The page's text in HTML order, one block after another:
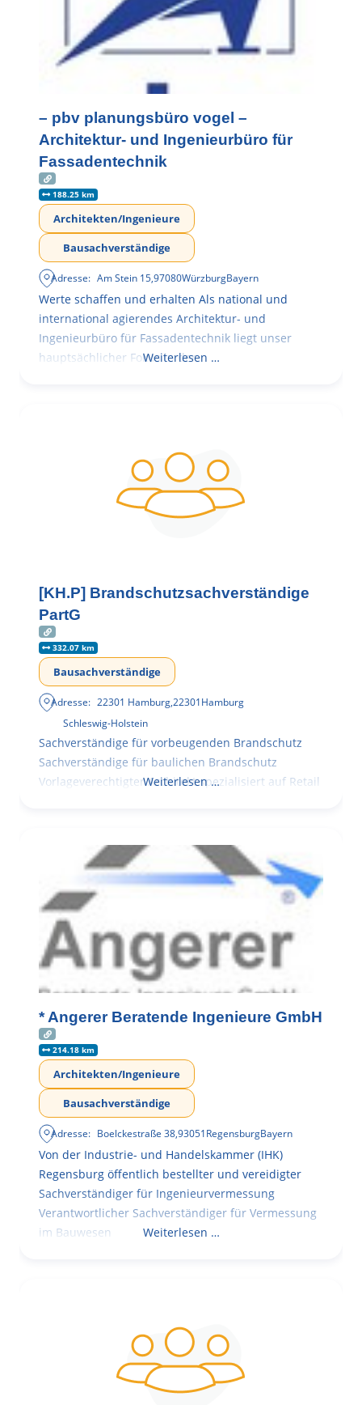
– pbv planungsbüro vogel –
Architektur- und Ingenieurbüro für
Fassadentechnik
188.25 km
Architekten/Ingenieure
Bausachverständige
Adresse: Am Stein 15,97080WürzburgBayern
Werte schaffen und erhalten Als national und
international agierendes Architektur- und
Ingenieurbüro für Fassadentechnik liegt unser
hauptsächlicher Fokus in der
Weiterlesen …
[KH.P] Brandschutzsachverständige
PartG
332.07 km
Bausachverständige
Adresse: 22301 Hamburg,22301Hamburg
Schleswig-Holstein
Sachverständige für vorbeugenden Brandschutz
Sachverständige für baulichen Brandschutz
Vorlageverechtigter Architekt spezialisiert auf Retail
Weiterlesen …
* Angerer Beratende Ingenieure GmbH
214.18 km
Architekten/Ingenieure
Bausachverständige
Adresse: Boelckestraße 38,93051RegensburgBayern
Von der Industrie- und Handelskammer (IHK)
Regensburg öffentlich bestellter und vereidigter
Sachverständiger für Ingenieurvermessung
Verantwortlicher Sachverständiger für Vermessung
im Bauwesen
Weiterlesen …